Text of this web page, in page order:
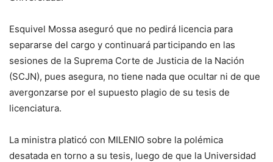
Esquivel Mossa aseguró que no pedirá licencia para
separarse del cargo y continuará participando en las
sesiones de la Suprema Corte de Justicia de la Nación
(SCJN), pues asegura, no tiene nada que ocultar ni de que
avergonzarse por el supuesto plagio de su tesis de
licenciatura.
La ministra platicó con MILENIO sobre la polémica
desatada en torno a su tesis, luego de que la Universidad